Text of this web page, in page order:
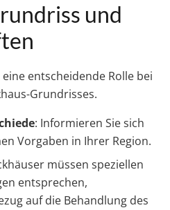
und
entscheidende Rolle bei
Grundrisses.
: Informieren Sie sich
Vorgaben in Ihrer Region.
müssen speziellen
entsprechen,
auf die Behandlung des